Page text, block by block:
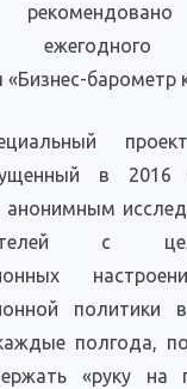
ежегодного
«Бизнес-барометр
в 2016
анонимным
с
политики
полгода,
«руку на